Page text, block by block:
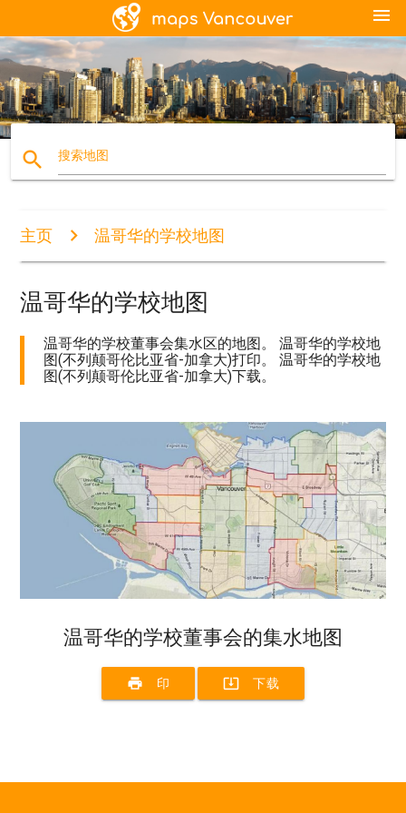
menu
search 搜索地图
主页 温哥华的学校地图
温哥华的学校地图
温哥华的学校董事会集水区的地图。 温哥华的学校地
图(不列颠哥伦比亚省-加拿大)打印。 温哥华的学校地
图(不列颠哥伦比亚省-加拿大)下载。
温哥华的学校董事会的集水地图
print 印 system_update_alt 下载